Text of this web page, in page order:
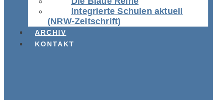
Integrierte Schulen aktuell
(NRW-Zeitschrift)
ARCHIV
KONTAKT